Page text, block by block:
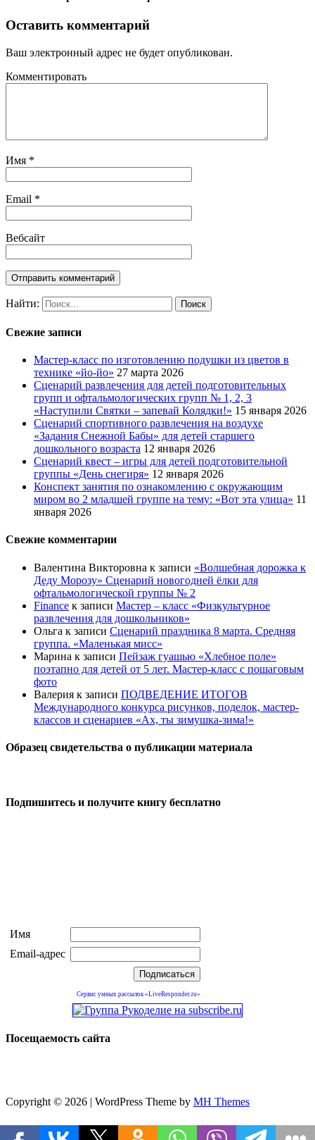
Оставить комментарий
Ваш электронный адрес не будет опубликован.
Комментировать
Имя *
Email *
Вебсайт
Найти:
Свежие записи
Мастер-класс по изготовлению подушки из цветов в
технике «йо-йо» 27 марта 2026
Сценарий развлечения для детей подготовительных
групп и офтальмологических групп № 1, 2, 3
«Наступили Святки – запевай Колядки!» 15 января 2026
Сценарий спортивного развлечения на воздухе
«Задания Снежной Бабы» для детей старшего
дошкольного возраста 12 января 2026
Сценарий квест – игры для детей подготовительной
группы «День снегиря» 12 января 2026
Конспект занятия по ознакомлению с окружающим
миром во 2 младшей группе на тему: «Вот эта улица» 11
января 2026
Свежие комментарии
Валентина Викторовна к записи «Волшебная дорожка к
Деду Морозу» Сценарий новогодней ёлки для
офтальмологической группы № 2
Finance к записи Мастер – класс «Физкультурное
развлечения для дошкольников»
Ольга к записи Сценарий праздника 8 марта. Средняя
группа. «Маленькая мисс»
Марина к записи Пейзаж гуашью «Хлебное поле»
поэтапно для детей от 5 лет. Мастер-класс с пошаговым
фото
Валерия к записи ПОДВЕДЕНИЕ ИТОГОВ
Международного конкурса рисунков, поделок, мастер-
классов и сценариев «Ах, ты зимушка-зима!»
Образец свидетельства о публикации материала
Подпишитесь и получите книгу бесплатно
Имя
Email-адрес
Сервис умных рассылок «LiveResponder.ru»
Посещаемость сайта
Copyright © 2026 | WordPress Theme by MH Themes